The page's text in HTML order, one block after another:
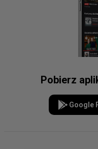
Pobierz
Google